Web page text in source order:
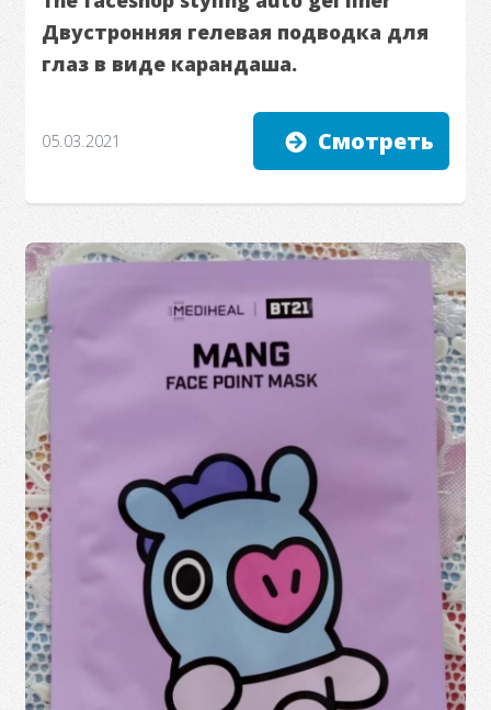
Двустронняя гелевая подводка для
глаз в виде карандаша.
05.03.2021 Смотреть